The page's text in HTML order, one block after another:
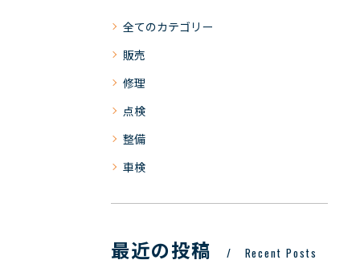
全てのカテゴリー
販売
修理
点検
整備
車検
最近の投稿 Recent Posts